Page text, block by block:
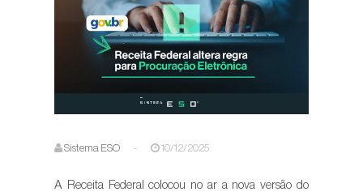
Sistema ESO - 10/12/2025
A Receita Federal colocou no ar a nova versão do